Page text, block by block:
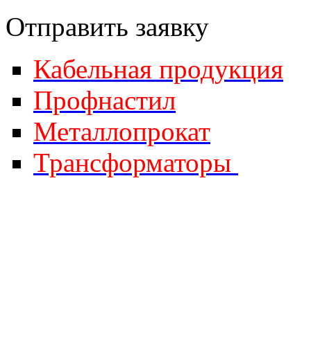
Отправить заявку
Кабельная продукция
Профнастил
Металлопрокат
Трансформаторы